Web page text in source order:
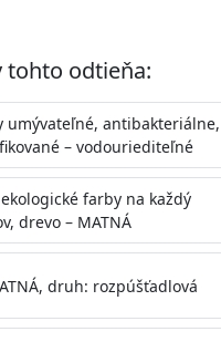
farba s iónmi
množstvo baktérií na
na hygienickú
priestory, detské
priestorov.Je plne
vodných pár z
a výborný rozliv. Je
tónovať podľa RAL,
tohto odtieňa:
umývateľné, antibakteriálne,
– vodouriediteľné
farby na každý
drevo – MATNÁ
druh: rozpúšťadlová